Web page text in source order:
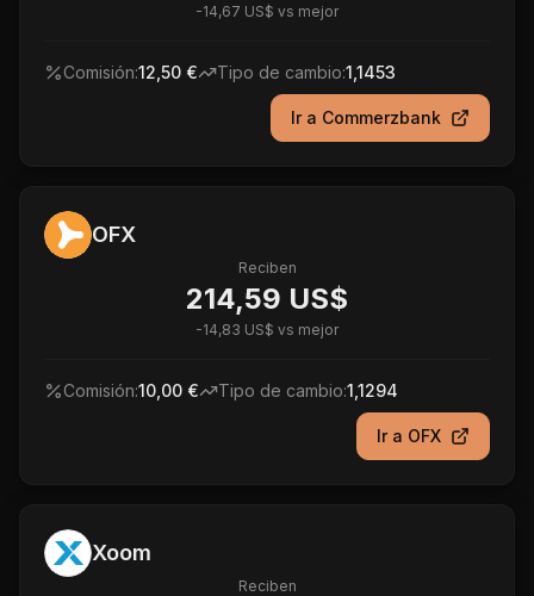
-14,67 US$ vs mejor
Comisión:12,50 € Tipo de cambio:1,1453
Ir a Commerzbank
OFX
Reciben
214,59 US$
-14,83 US$ vs mejor
Comisión:10,00 € Tipo de cambio:1,1294
Ir a OFX
Xoom
Reciben